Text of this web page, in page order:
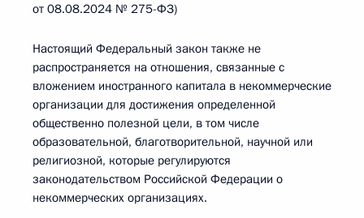
от 08.08.2024 № 275-ФЗ)
Настоящий Федеральный закон также не
распространяется на отношения, связанные с
вложением иностранного капитала в некоммерческие
организации для достижения определенной
общественно полезной цели, в том числе
образовательной, благотворительной, научной или
религиозной, которые регулируются
законодательством Российской Федерации о
некоммерческих организациях.